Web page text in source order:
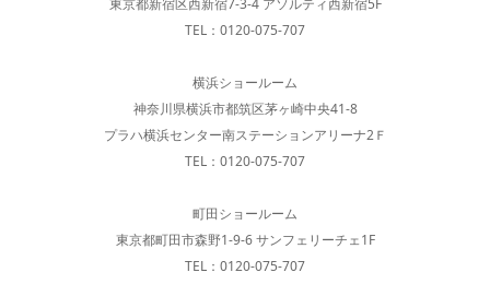
東京都新宿区西新宿7-3-4 アソルティ西新宿5F
TEL：0120-075-707
横浜ショールーム
神奈川県横浜市都筑区茅ヶ崎中央41-8
プラハ横浜センター南ステーションアリーナ2Ｆ
TEL：0120-075-707
町田ショールーム
東京都町田市森野1-9-6 サンフェリーチェ1F
TEL：0120-075-707